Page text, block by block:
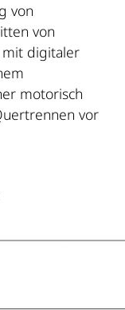
von
von
mit digitaler
motorisch
vor